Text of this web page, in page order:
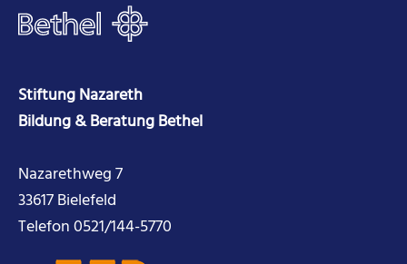
Stiftung Nazareth
Bildung & Beratung Bethel
Nazarethweg 7
33617 Bielefeld
Telefon 0521/144-5770